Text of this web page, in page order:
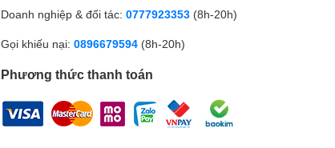
Doanh nghiệp & đối tác: 0777923353 (8h-20h)
Gọi khiếu nại: 0896679594 (8h-20h)
Phương thức thanh toán